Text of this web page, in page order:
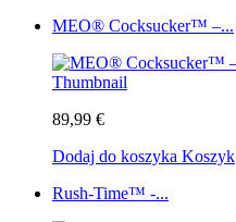
MEO® Cocksucker™ –...
89,99 €
Dodaj do koszyka Koszyk
Rush-Time™ -...